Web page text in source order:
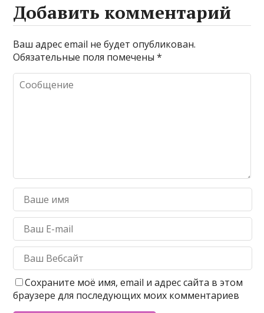
Добавить комментарий
Ваш адрес email не будет опубликован.
Обязательные поля помечены*
Сохраните моё имя, email и адрес сайта в этом
браузере для последующих моих комментариев